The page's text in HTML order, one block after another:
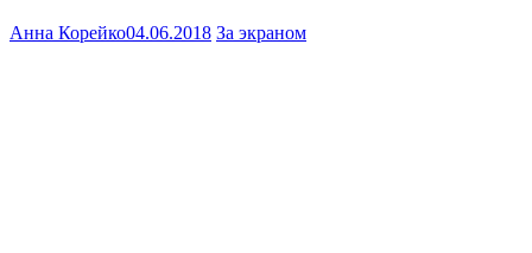
Анна Корейко04.06.2018 За экраном